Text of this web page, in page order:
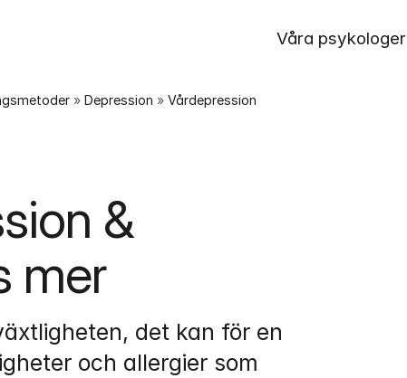
Våra psykologer
» Depression » Vårdepression
&
mer
det kan för en
och allergier som